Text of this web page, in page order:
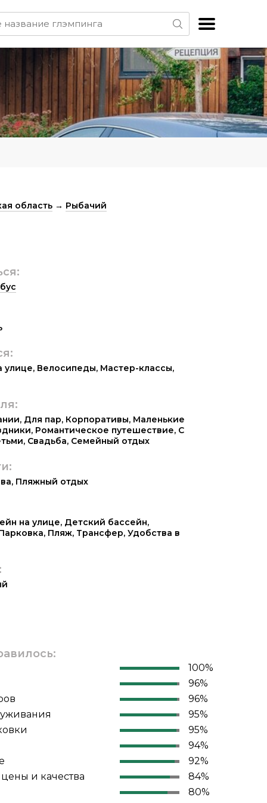
область → Рыбачий
улице, Велосипеды, Мастер-классы,
, Для пар, Корпоративы, Маленькие
, Романтическое путешествие, С
, Свадьба, Семейный отдых
, Пляжный отдых
на улице, Детский бассейн,
, Пляж, Трансфер, Удобства в
100%
96%
96%
95%
95%
94%
92%
и качества
84%
80%